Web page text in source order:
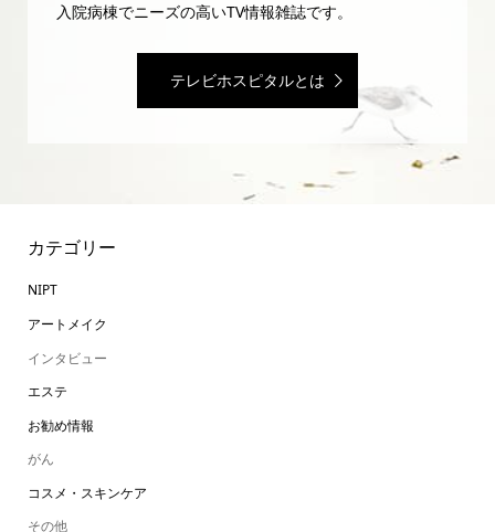
入院病棟でニーズの高いTV情報雑誌です。
テレビホスピタルとは
カテゴリー
NIPT
アートメイク
インタビュー
エステ
お勧め情報
がん
コスメ・スキンケア
その他